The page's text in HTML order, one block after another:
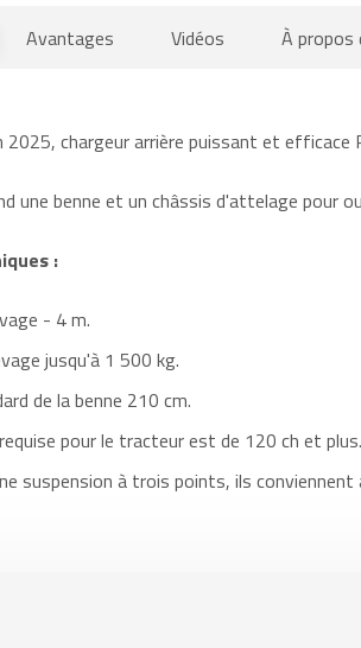
Avantages Vidéos À propos
chargeur arrière puissant et efficace
une benne et un châssis d'attelage pour
:
- 4 m.
jusqu'à 1 500 kg.
de la benne 210 cm.
pour le tracteur est de 120 ch et plus.
suspension à trois points, ils conviennent